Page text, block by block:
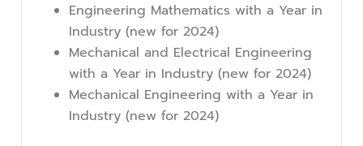
Engineering Mathematics with a Year in
Industry (new for 2024)
Mechanical and Electrical Engineering
with a Year in Industry (new for 2024)
Mechanical Engineering with a Year in
Industry (new for 2024)